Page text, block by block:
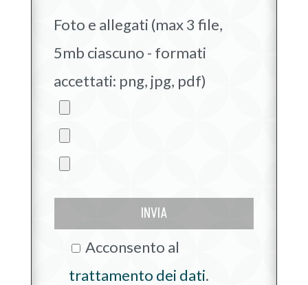
Foto e allegati (max 3 file,
5mb ciascuno - formati
accettati: png, jpg, pdf)
INVIA
Acconsento al
trattamento dei dati.